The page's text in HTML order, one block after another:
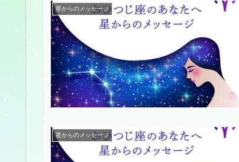
星からのメッセージ
星からのメッセージ